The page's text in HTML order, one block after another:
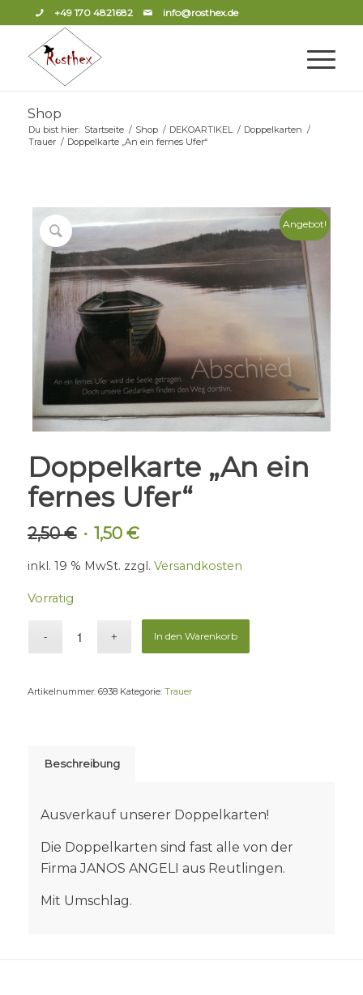
+49 170 4821682 info@rosthex.de
Shop
Du bist hier: Startseite / Shop / DEKOARTIKEL / Doppelkarten /
Trauer / Doppelkarte „An ein fernes Ufer“
Angebot!
Doppelkarte „An ein
fernes Ufer“
2,50€ Ursprünglicher
war:
1,50 €Aktueller
ist:
inkl. 19 % MwSt. zzgl. Versandkosten
Vorrätig
In den Warenkorb
Artikelnummer: 6938 Kategorie: Trauer
Beschreibung
Ausverkauf unserer Doppelkarten!
Die Doppelkarten sind fast alle von der
Firma JANOS ANGELI aus Reutlingen.
Mit Umschlag.